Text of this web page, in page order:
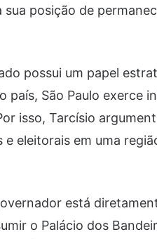
sua posição de
possui um papel
país, São Paulo exerce
isso, Tarcísio
eleitorais em uma
está
o Palácio dos